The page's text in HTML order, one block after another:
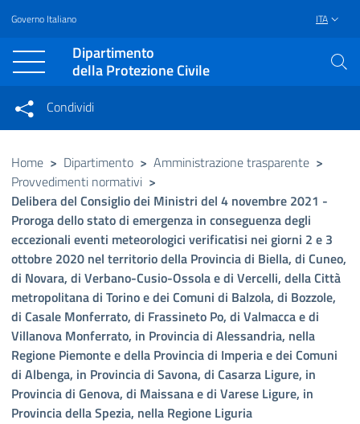
Vai al contenuto principale
Raggiungi il piè di pagina
Governo Italiano ITA
Dipartimento
della Protezione Civile
Condividi su Facebook
Condividi su Twitter
Condividi su LinkedIn
Condividi
Condividi sui social network
Home > Dipartimento > Amministrazione trasparente >
Provvedimenti normativi >
Delibera del Consiglio dei Ministri del 4 novembre 2021 -
Proroga dello stato di emergenza in conseguenza degli
eccezionali eventi meteorologici verificatisi nei giorni 2 e 3
ottobre 2020 nel territorio della Provincia di Biella, di Cuneo,
di Novara, di Verbano-Cusio-Ossola e di Vercelli, della Città
metropolitana di Torino e dei Comuni di Balzola, di Bozzole,
di Casale Monferrato, di Frassineto Po, di Valmacca e di
Villanova Monferrato, in Provincia di Alessandria, nella
Regione Piemonte e della Provincia di Imperia e dei Comuni
di Albenga, in Provincia di Savona, di Casarza Ligure, in
Provincia di Genova, di Maissana e di Varese Ligure, in
Provincia della Spezia, nella Regione Liguria